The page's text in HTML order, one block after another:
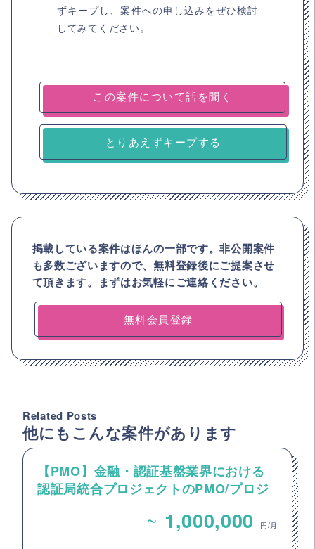
ずキープし、案件への申し込みをぜひ検討
してみてください。
とりあえずキープする
掲載している案件はほんの一部です。非公開案件
も多数ございますので、無料登録後にご提案させ
て頂きます。まずはお気軽にご連絡ください。
無料会員登録
Related Posts
他にもこんな案件があります
【PMO】金融・認証基盤業界における
認証局統合プロジェクトのPMO/プロジ
~ 1,000,000 円/月